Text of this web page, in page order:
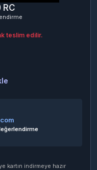
RC
teslim edilir.
kartın indirmeye hazır